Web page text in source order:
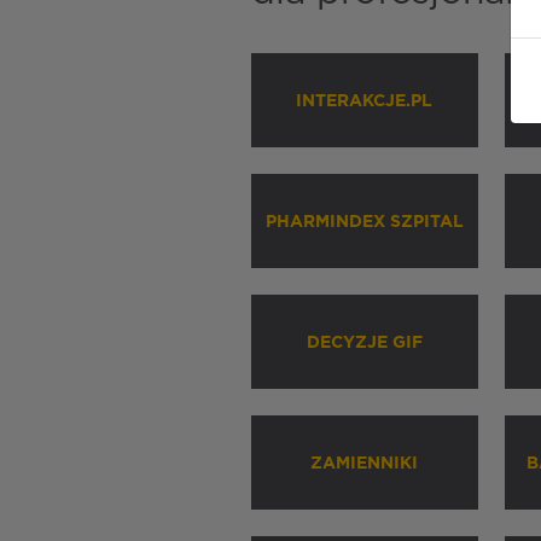
INTERAKCJE.PL
PHARMINDEX SZPITAL
DECYZJE GIF
ZAMIENNIKI